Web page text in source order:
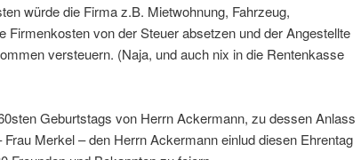
würde die Firma z.B. Mietwohnung, Fahrzeug,
Firmenkosten von der Steuer absetzen und der Angestellte
versteuern. (Naja, und auch nix in die Rentenkasse
Geburtstags von Herrn Ackermann, zu dessen Anlass
Merkel – den Herrn Ackermann einlud diesen Ehrentag